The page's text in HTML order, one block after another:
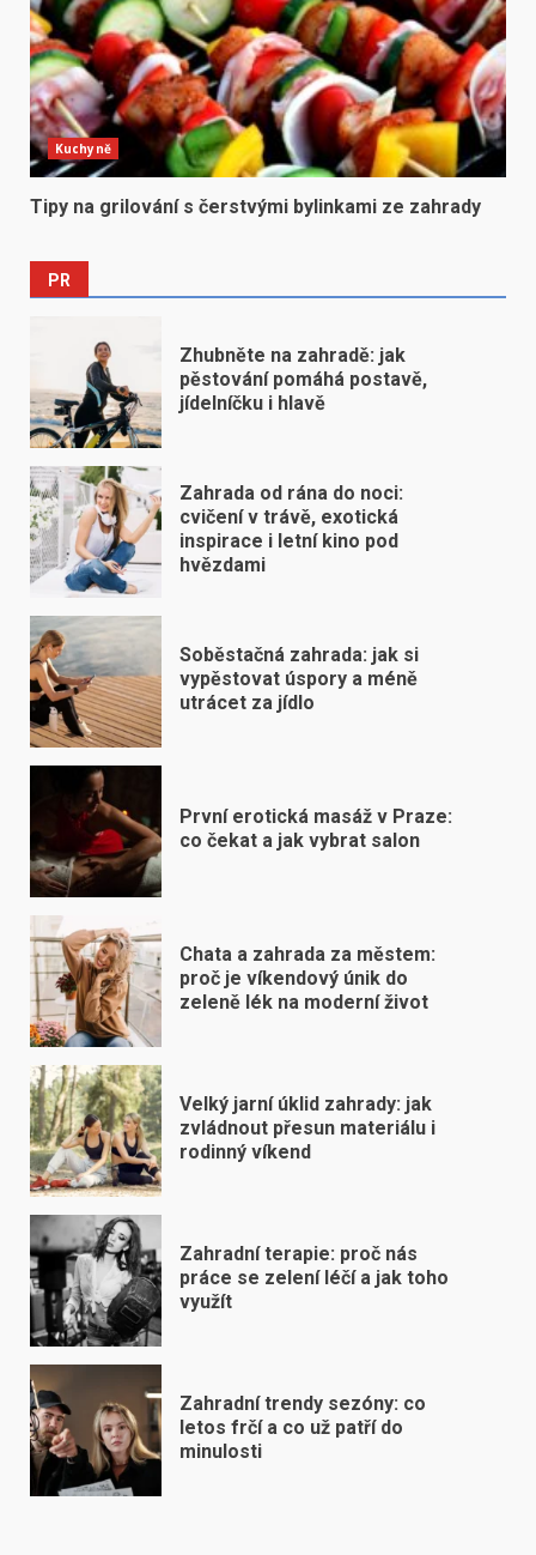
Kuchyně
Tipy na grilování s čerstvými bylinkami ze zahrady
PR
Zhubněte na zahradě: jak
pěstování pomáhá postavě,
jídelníčku i hlavě
Zahrada od rána do noci:
cvičení v trávě, exotická
inspirace i letní kino pod
hvězdami
Soběstačná zahrada: jak si
vypěstovat úspory a méně
utrácet za jídlo
První erotická masáž v Praze:
co čekat a jak vybrat salon
Chata a zahrada za městem:
proč je víkendový únik do
zeleně lék na moderní život
Velký jarní úklid zahrady: jak
zvládnout přesun materiálu i
rodinný víkend
Zahradní terapie: proč nás
práce se zelení léčí a jak toho
využít
Zahradní trendy sezóny: co
letos frčí a co už patří do
minulosti